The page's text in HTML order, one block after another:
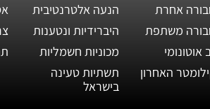
אחרת
משתפת
אוטונומי
האחרון
הנעה אלטרנטיבית
היברידיות ונטענות
מכוניות חשמליות
תשתיות טעינה
בישראל